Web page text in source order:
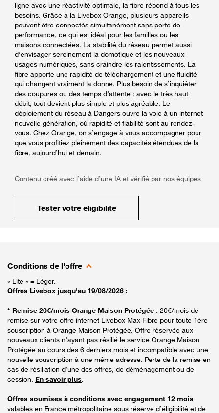
ligne avec une réactivité optimale, la fibre répond à tous les
besoins. Grâce à la Livebox Orange, plusieurs appareils
peuvent être connectés simultanément sans perte de
performance, ce qui est idéal pour les familles ou les
maisons connectées. La stabilité du réseau permet aussi
d’envisager sereinement la domotique et les nouveaux
usages numériques, sans craindre les ralentissements. La
fibre apporte une rapidité de téléchargement et une fluidité
qui changent vraiment la donne. Plus besoin de s’inquiéter
des coupures ou des temps d’attente : avec le très haut
débit, tout devient plus simple et plus agréable. Le
déploiement du réseau à Dangers ouvre la voie à un internet
nouvelle génération, où rapidité et fiabilité sont au rendez-
vous. Chez Orange, on s’engage à vous accompagner pour
que vous profitiez pleinement des capacités étendues de la
fibre, aujourd’hui et demain.
Contenu créé avec l’aide d’une IA et vérifié par nos équipes
Tester votre éligibilité
Conditions de l'offre
« Lite » = Léger.
Offres Livebox jusqu'au 19/08/2026 :
* Remise 20€/mois Orange Maison Protégée : 20€/mois de
remise sur votre offre internet Livebox Max Fibre pour toute 1ère
souscription à Orange Maison Protégée. Offre réservée aux
nouveaux clients n’ayant pas résilié le service Orange Maison
Protégée au cours des 6 derniers mois et incompatible avec une
nouvelle souscription à une même adresse. Perte de la remise en
cas de résiliation d’une des offres, de déménagement ou de
cession. En savoir plus.
Offres soumises à conditions avec engagement 12 mois
valables en France métropolitaine sous réserve d’éligibilité et de